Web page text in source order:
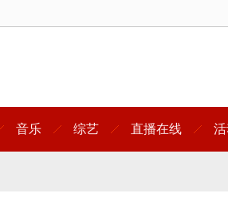
音乐 综艺 直播在线